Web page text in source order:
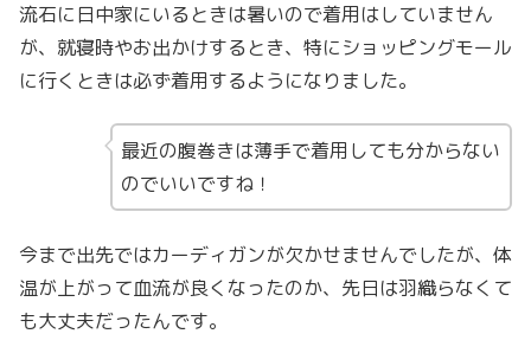
流石に日中家にいるときは暑いので着用はしていません
が、就寝時やお出かけするとき、特にショッピングモール
に行くときは必ず着用するようになりました。
最近の腹巻きは薄手で着用しても分からない
のでいいですね！
今まで出先ではカーディガンが欠かせませんでしたが、体
温が上がって血流が良くなったのか、先日は羽織らなくて
も大丈夫だったんです。